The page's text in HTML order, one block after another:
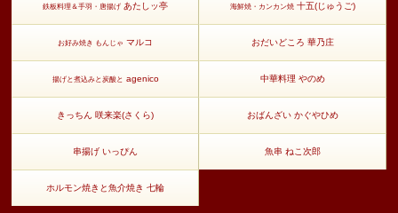
鉄板料理＆手羽・唐揚げ あたしッ亭 海鮮焼・カンカン焼十五(じゅうご)
お好み焼き もんじゃ マルコ おだいどころ 華乃庄
揚げと煮込みと炭酸と agenico 中華料理 やのめ
きっちん 咲来楽(さくら) おばんざい かぐやひめ
串揚げ いっぴん 魚串 ねこ次郎
ホルモン焼きと魚介焼き 七輪